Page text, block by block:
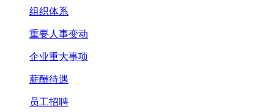
组织体系
重要人事变动
企业重大事项
薪酬待遇
员工招聘